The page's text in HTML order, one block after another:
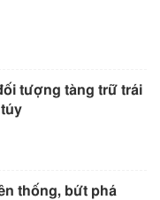
tượng tàng trữ trái
thống, bứt phá